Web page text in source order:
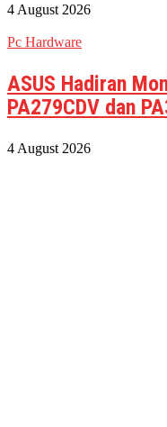
4 August 2026
Pc Hardware
ASUS Hadiran
PA279CDV dan
4 August 2026